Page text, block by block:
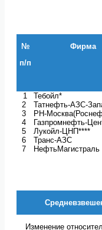
№
п/п
Фирма
1
Тебойл*
2
Татнефть-АЗС-
3
РН-
4
Газпромнефть-
5
Лукойл-ЦНП****
6
Транс-АЗС
7
НефтьМагистраль
Изменение